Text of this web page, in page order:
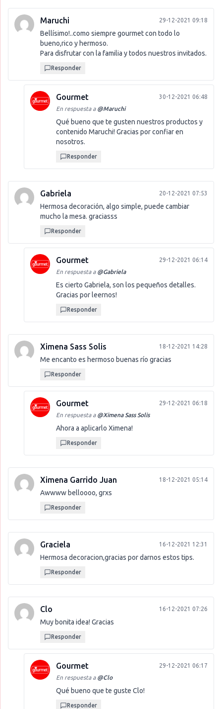
Maruchi 29-12-2021 09:18
Bellísimo!..como siempre gourmet con todo lo
bueno,rico y hermoso.
Para disfrutar con la familia y todos nuestros invitados.
Responder
Gourmet
30-12-2021 06:48
En respuesta a @Maruchi
Qué bueno que te gusten nuestros productos y
contenido Maruchi! Gracias por confiar en
nosotros.
Responder
Gabriela 20-12-2021 07:53
Hermosa decoración, algo simple, puede cambiar
mucho la mesa. graciasss
Responder
Gourmet
29-12-2021 06:14
En respuesta a @Gabriela
Es cierto Gabriela, son los pequeños detalles.
Gracias por leernos!
Responder
Ximena Sass Solis 18-12-2021 14:28
Me encanto es hermoso buenas río gracias
Responder
Gourmet
29-12-2021 06:18
En respuesta a @Ximena Sass Solis
Ahora a aplicarlo Ximena!
Responder
Ximena Garrido Juan 18-12-2021 05:14
Awwww belloooo, grxs
Responder
Graciela 16-12-2021 12:31
Hermosa decoracion,gracias por darnos estos tips.
Responder
Clo 16-12-2021 07:26
Muy bonita idea! Gracias
Responder
Gourmet
29-12-2021 06:17
En respuesta a @Clo
Qué bueno que te guste Clo!
Responder